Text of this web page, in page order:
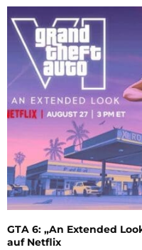
GTA 6: „An Extended
auf Netflix